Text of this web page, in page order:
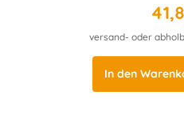
versand- oder
In den